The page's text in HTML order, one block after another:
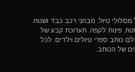
מסלולי טיול, מבחני רכב כבד ושטח.
פינות לקפה. תערוכת קבע של
כותב ספרי טיולים וילדים. לכל
של הכותב.